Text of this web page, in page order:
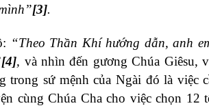
[3].
“Theo Thần Khí hướng dẫn, anh
[4], và nhìn đến gương Chúa Giêsu,
sứ mệnh của Ngài đó là việc
cùng Chúa Cha cho việc chọn 12